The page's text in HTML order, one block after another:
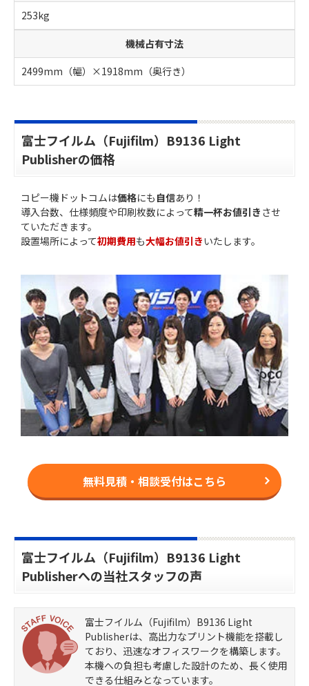
253kg
機械占有寸法
2499mm（幅）×1918mm（奥行き）
富士フイルム（Fujifilm）B9136 Light
Publisherの価格
コピー機ドットコムは価格にも 自信あり！
導入台数、仕様頻度や印刷枚数によって精一杯お値引き させ
ていただきます。
設置場所によって初期費用も大幅お値引きいたします。
無料見積・相談受付はこちら
富士フイルム（Fujifilm）B9136 Light
Publisherへの当社スタッフの声
富士フイルム（Fujifilm）B9136 Light
Publisherは、高出力なプリント機能を搭載し
ており、迅速なオフィスワークを構築します。
本機への負担も考慮した設計のため、長く使用
できる仕組みとなっています。